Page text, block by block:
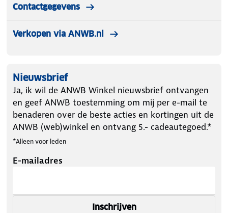
Contactgegevens
Verkopen via ANWB.nl
Nieuwsbrief
Ja, ik wil de ANWB Winkel nieuwsbrief ontvangen
en geef ANWB toestemming om mij per e-mail te
benaderen over de beste acties en kortingen uit de
ANWB (web)winkel en ontvang 5.- cadeautegoed.*
*Alleen voor leden
E-mailadres
Inschrijven